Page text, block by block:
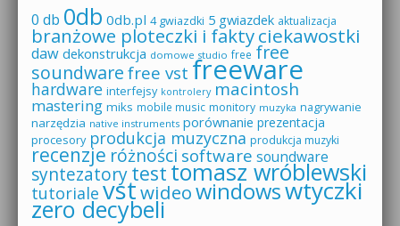
0 db 0db 0db.pl 4 gwiazdki 5 gwiazdek aktualizacja
branżowe ploteczki i faktyciekawostki
daw dekonstrukcja domowe studio free free
soundware free vst freeware
hardware interfejsy kontrolery macintosh
mastering miks mobile music monitory muzyka nagrywanie
narzędzia native instruments porównanie prezentacja
procesory produkcja muzyczna produkcja muzyki
recenzje różności software soundware
syntezatorytesttomasz wróblewski
tutoriale vstwideowindowswtyczki
zero decybeli